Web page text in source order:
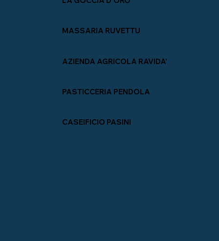
MASSARIA RUVETTU
AZIENDA AGRICOLA RAVIDA'
PASTICCERIA PENDOLA
CASEIFICIO PASINI